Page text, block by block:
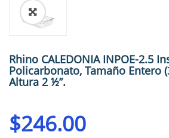
🔍
Rhino CALEDONIA INPOE-2.5
Policarbonato, Tamaño Entero
Altura 2 ½”.
$246.00